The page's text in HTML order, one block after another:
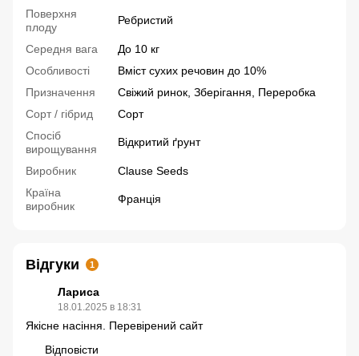
Поверхня
плоду
Ребристий
Середня вага
До 10 кг
Особливості
Вміст сухих речовин до 10%
Призначення
Свіжий ринок, Зберігання, Переробка
Сорт / гібрид
Сорт
Спосіб
вирощування
Відкритий ґрунт
Виробник
Clause Seeds
Країна
виробник
Франція
Відгуки 1
Лариса
18.01.2025 в 18:31
Якісне насіння. Перевірений сайт
Відповісти